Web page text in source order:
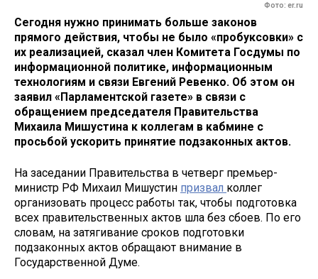
Фото: er.ru
Сегодня нужно принимать больше законов
прямого действия, чтобы не было «пробуксовки» с
их реализацией, сказал член Комитета Госдумы по
информационной политике, информационным
технологиям и связи Евгений Ревенко. Об этом он
заявил «Парламентской газете» в связи с
обращением председателя Правительства
Михаила Мишустина к коллегам в кабмине с
просьбой ускорить принятие подзаконных актов.
На заседании Правительства в четверг премьер-
министр РФ Михаил Мишустин призвал коллег
организовать процесс работы так, чтобы подготовка
всех правительственных актов шла без сбоев. По его
словам, на затягивание сроков подготовки
подзаконных актов обращают внимание в
Государственной Думе.